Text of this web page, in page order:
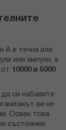
А в течна или
или ампули, а
10000 и 5000
си набавите
ви не
Освен това
състояния,